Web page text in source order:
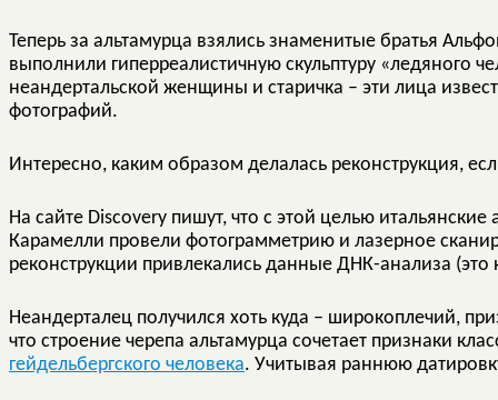
Теперь за альтамурца взялись знаменитые братья
выполнили гиперреалистичную скульптуру «ледяного
неандертальской женщины и старичка – эти лица
фотографий.
Интересно, каким образом делалась реконструкция,
На сайте Discovery пишут, что с этой целью
Карамелли провели фотограмметрию и лазерное
реконструкции привлекались данные ДНК-анализа (это
Неандерталец получился хоть куда – широкоплечий,
что строение черепа альтамурца сочетает признаки
гейдельбергского человека. Учитывая раннюю